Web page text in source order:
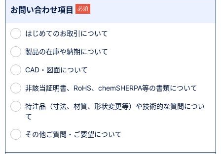
お問い合わせ項目 必須
はじめてのお取引について
製品の在庫や納期について
CAD・図面について
非該当証明書、RoHS、chemSHERPA等の書類について
特注品（寸法、材質、形状変更等）や技術的な質問につい
て
その他ご質問・ご要望について